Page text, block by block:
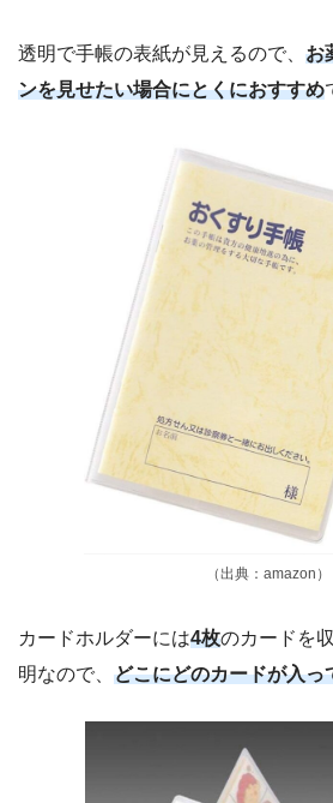
透明で手帳の表紙が見えるので、 お
ンを見せたい場合にとくにおすすめ
（出典：amazon）
カードホルダーには4枚のカードを
明なので、 どこにどのカードが入っ